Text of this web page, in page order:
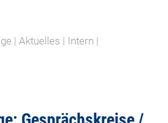
| Aktuelles | Intern |